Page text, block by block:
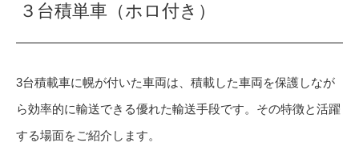
３台積単車（ホロ付き）
3台積載車に幌が付いた車両は、積載した車両を保護しなが
ら効率的に輸送できる優れた輸送手段です。その特徴と活躍
する場面をご紹介します。